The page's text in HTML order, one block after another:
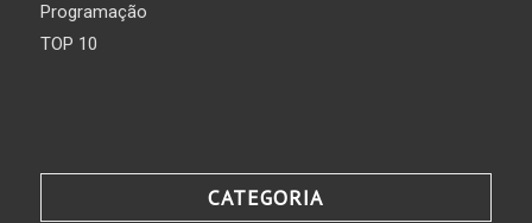
Programação
TOP 10
CATEGORIA